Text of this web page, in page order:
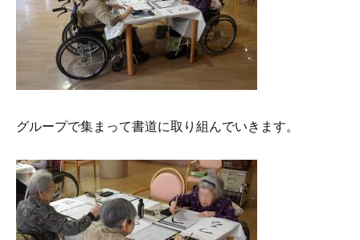
グループで集まって書道に取り組んでいきます。